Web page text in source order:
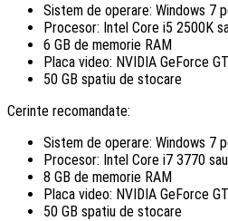
Sistem de operare: Windows 7
Procesor: Intel Core i5 2500K
6 GB de memorie RAM
Placa video: NVIDIA GeForce
50 GB spatiu de stocare
Cerinte recomandate:
Sistem de operare: Windows 7
Procesor: Intel Core i7 3770
8 GB de memorie RAM
Placa video: NVIDIA GeForce
50 GB spatiu de stocare